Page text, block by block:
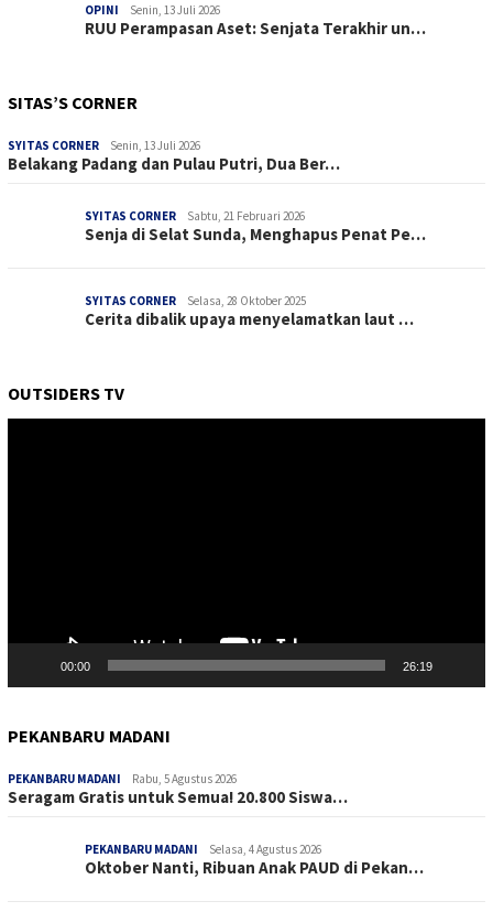
OPINI Senin, 13 Juli 2026
RUU Perampasan Aset: Senjata Terakhir un…
SITAS’S CORNER
SYITAS CORNER Senin, 13 Juli 2026
Belakang Padang dan Pulau Putri, Dua Ber…
SYITAS CORNER Sabtu, 21 Februari 2026
Senja di Selat Sunda, Menghapus Penat Pe…
SYITAS CORNER Selasa, 28 Oktober 2025
Cerita dibalik upaya menyelamatkan laut …
OUTSIDERS TV
00:00 26:19
PEKANBARU MADANI
PEKANBARU MADANI Rabu, 5 Agustus 2026
Seragam Gratis untuk Semua! 20.800 Siswa…
PEKANBARU MADANI Selasa, 4 Agustus 2026
Oktober Nanti, Ribuan Anak PAUD di Pekan…